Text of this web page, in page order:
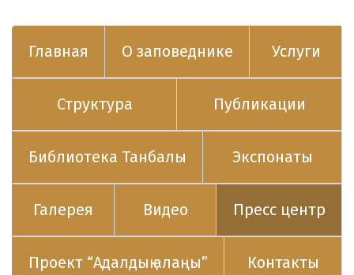
Главная О заповеднике Услуги
Структура Публикации
Библиотека Танбалы Экспонаты
Галерея Видео Пресс центр
Проект “Адалдық алаңы” Контакты